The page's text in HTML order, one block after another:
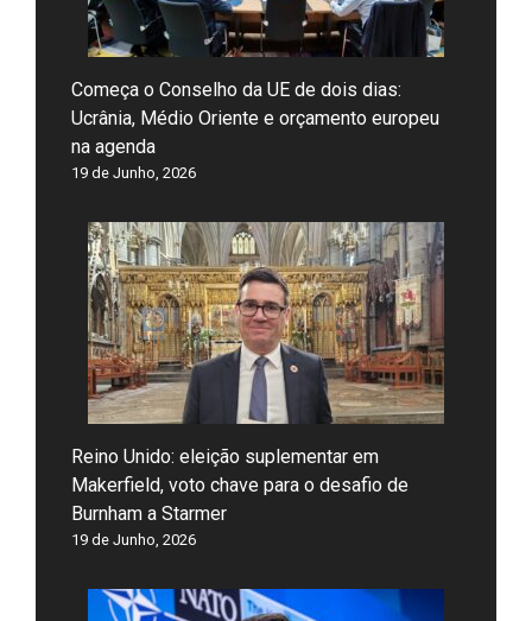
Começa o Conselho da UE de dois dias:
Ucrânia, Médio Oriente e orçamento europeu
na agenda
19 de Junho, 2026
Reino Unido: eleição suplementar em
Makerfield, voto chave para o desafio de
Burnham a Starmer
19 de Junho, 2026